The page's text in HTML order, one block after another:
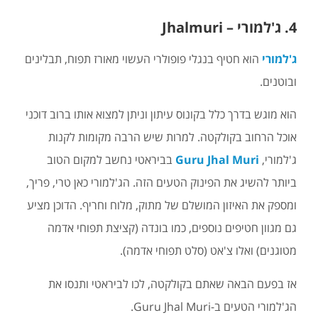
4. ג'למורי – Jhalmuri
ג'למורי הוא חטיף בנגלי פופולרי העשוי מאורז תפוח, תבלינים
ובוטנים.
הוא מוגש בדרך כלל בקונוס עיתון וניתן למצוא אותו ברוב דוכני
אוכל הרחוב בקולקטה. למרות שיש הרבה מקומות לקנות
ג'למורי, Guru Jhal Muri בביראטי נחשב למקום הטוב
ביותר להשיג את הפינוק הטעים הזה. הג'למורי כאן טרי, פריך,
ומספק את האיזון המושלם של מתוק, מלוח וחריף. הדוכן מציע
גם מגוון חטיפים נוספים, כמו בונדה (קציצת תפוחי אדמה
מטוגנים) ואלו צ'אט (סלט תפוחי אדמה).
אז בפעם הבאה שאתם בקולקטה, לכו לביראטי ותנסו את
הג'למורי הטעים ב-Guru Jhal Muri.